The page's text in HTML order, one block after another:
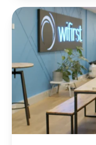
Numérique
responsable
l'engagement
concret
de
Wifirst